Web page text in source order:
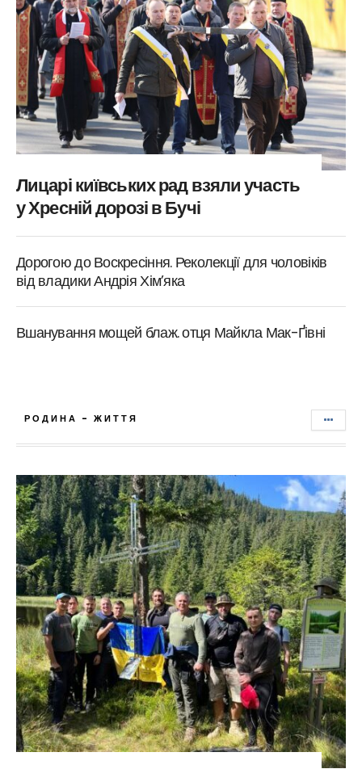
Лицарі київських рад взяли участь
у Хресній дорозі в Бучі
Дорогою до Воскресіння. Реколекції для чоловіків
від владики Андрія Хім’яка
Вшанування мощей блаж. отця Майкла Мак-Ґівні
РОДИНА - ЖИТТЯ